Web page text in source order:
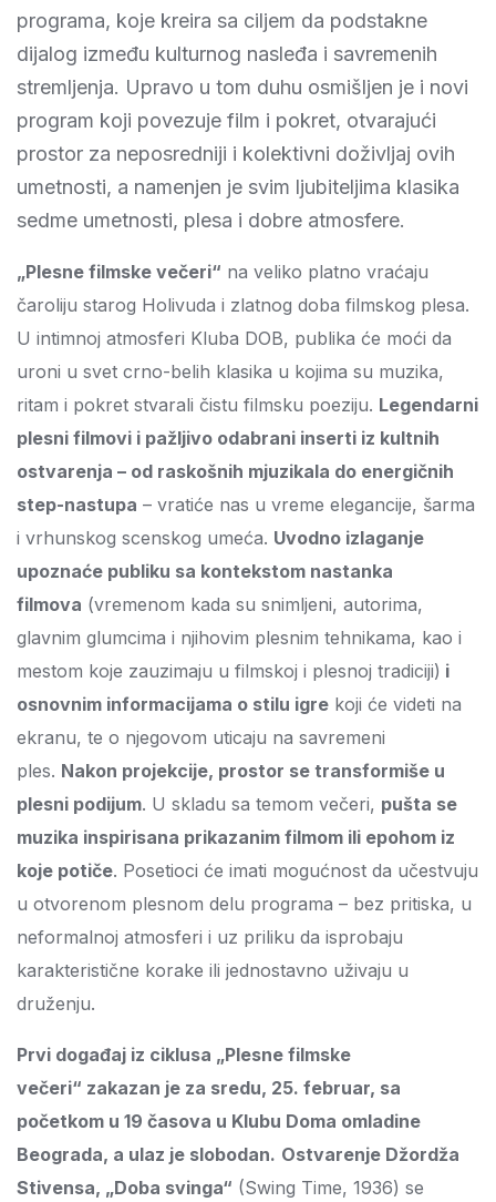
programa, koje kreira sa ciljem da podstakne
dijalog između kulturnog nasleđa i savremenih
stremljenja. Upravo u tom duhu osmišljen je i novi
program koji povezuje film i pokret, otvarajući
prostor za neposredniji i kolektivni doživljaj ovih
umetnosti, a namenjen je svim ljubiteljima klasika
sedme umetnosti, plesa i dobre atmosfere.
„Plesne filmske večeri“ na veliko platno vraćaju
čaroliju starog Holivuda i zlatnog doba filmskog plesa.
U intimnoj atmosferi Kluba DOB, publika će moći da
uroni u svet crno-belih klasika u kojima su muzika,
ritam i pokret stvarali čistu filmsku poeziju. Legendarni
plesni filmovi i pažljivo odabrani inserti iz kultnih
ostvarenja – od raskošnih mjuzikala do energičnih
step-nastupa – vratiće nas u vreme elegancije, šarma
i vrhunskog scenskog umeća. Uvodno izlaganje
upoznaće publiku sa kontekstom nastanka
filmova (vremenom kada su snimljeni, autorima,
glavnim glumcima i njihovim plesnim tehnikama, kao i
mestom koje zauzimaju u filmskoj i plesnoj tradiciji) i
osnovnim informacijama o stilu igre koji će videti na
ekranu, te o njegovom uticaju na savremeni
ples. Nakon projekcije, prostor se transformiše u
plesni podijum. U skladu sa temom večeri, pušta se
muzika inspirisana prikazanim filmom ili epohom iz
koje potiče. Posetioci će imati mogućnost da učestvuju
u otvorenom plesnom delu programa – bez pritiska, u
neformalnoj atmosferi i uz priliku da isprobaju
karakteristične korake ili jednostavno uživaju u
druženju.
Prvi događaj iz ciklusa „Plesne filmske
večeri“ zakazan je za sredu, 25. februar, sa
početkom u 19 časova u Klubu Doma omladine
Beograda, a ulaz je slobodan. Ostvarenje Džordža
Stivensa, „Doba svinga“ (Swing Time, 1936) se